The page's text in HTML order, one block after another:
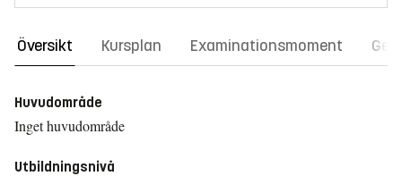
Översikt Kursplan Examinationsmoment
Huvudområde
Inget huvudområde
Utbildningsnivå